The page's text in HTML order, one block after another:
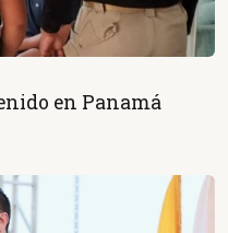
en Panamá